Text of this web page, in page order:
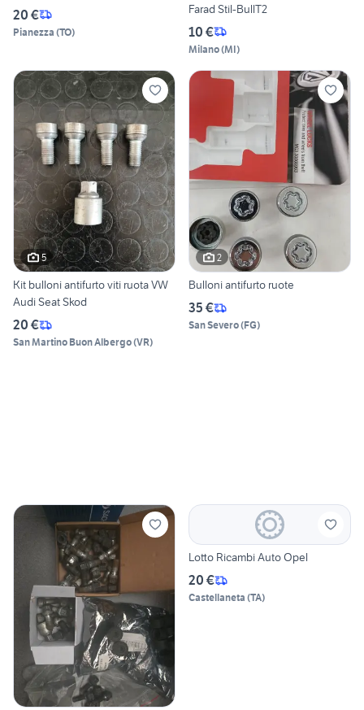
20 €
Pianezza (TO)
Farad Stil-BullT2
10 €
Milano(MI)
5
Kit bulloni antifurto viti ruota VW
Audi Seat Skod
20 €
San Martino Buon Albergo(VR)
2
Bulloni antifurto ruote
35 €
San Severo(FG)
Lotto Ricambi Auto Opel
20 €
Castellaneta (TA)